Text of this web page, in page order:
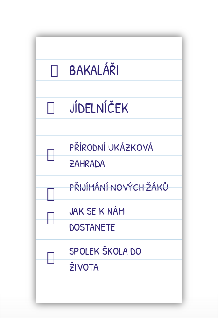
BAKALÁŘI
JÍDELNÍČEK
PŘÍRODNÍ UKÁZKOVÁ
ZAHRADA
PŘIJÍMÁNÍ NOVÝCH ŽÁKŮ
JAK SE K NÁM
DOSTANETE
SPOLEK ŠKOLA DO
ŽIVOTA